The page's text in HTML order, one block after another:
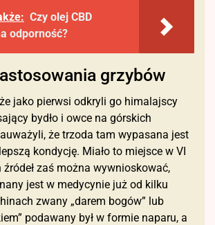
Czy olej CBD
odporność?
grzybów
jako pierwsi odkryli go himalajscy
bydło i owce na górskich
że trzoda tam wypasana jest
kondycję. Miało to miejsce w VI
źródeł zaś można wywnioskować,
jest w medycynie już od kilku
zwany „darem bogów” lub
podawany był w formie naparu, a